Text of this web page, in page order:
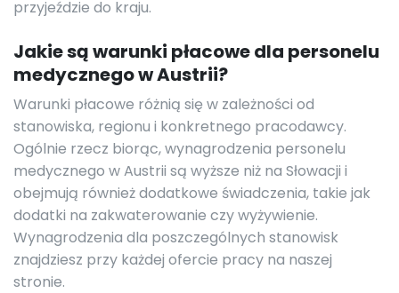
przyjeździe do kraju.
Jakie są warunki płacowe dla personelu
medycznego w Austrii?
Warunki płacowe różnią się w zależności od
stanowiska, regionu i konkretnego pracodawcy.
Ogólnie rzecz biorąc, wynagrodzenia personelu
medycznego w Austrii są wyższe niż na Słowacji i
obejmują również dodatkowe świadczenia, takie jak
dodatki na zakwaterowanie czy wyżywienie.
Wynagrodzenia dla poszczególnych stanowisk
znajdziesz przy każdej ofercie pracy na naszej
stronie.